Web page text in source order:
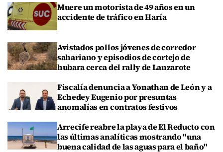
Muere un motorista de 49 años en un
accidente de tráfico en Haría
Avistados pollos jóvenes de corredor
sahariano y episodios de cortejo de
hubara cerca del rally de Lanzarote
Fiscalía denuncia a Yonathan de León y a
Echedey Eugenio por presuntas
anomalías en contratos festivos
Arrecife reabre la playa de El Reducto con
las últimas analíticas mostrando "una
buena calidad de las aguas para el baño"